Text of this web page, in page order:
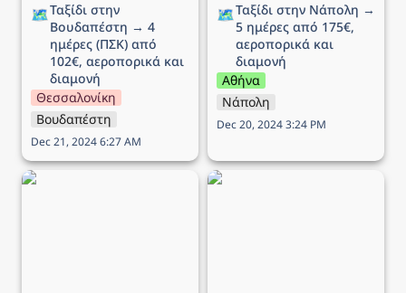
🗺️Ταξίδι στην
Βουδαπέστη → 4
ημέρες (ΠΣΚ) από
102€, αεροπορικά και
διαμονή
Θεσσαλονίκη
Βουδαπέστη
Dec 21, 2024 6:27 AM
🗺️Ταξίδι στην Νάπολη →
5 ημέρες από 175€,
αεροπορικά και
διαμονή
Αθήνα
Νάπολη
Dec 20, 2024 3:24 PM
Ταξίδι στο Άμστερνταμ →
Ταξίδι στη Ρώμη → 5